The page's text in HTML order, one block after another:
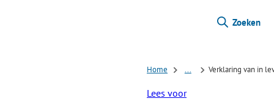
Zoeken
Home Verklaring van in
Lees voor